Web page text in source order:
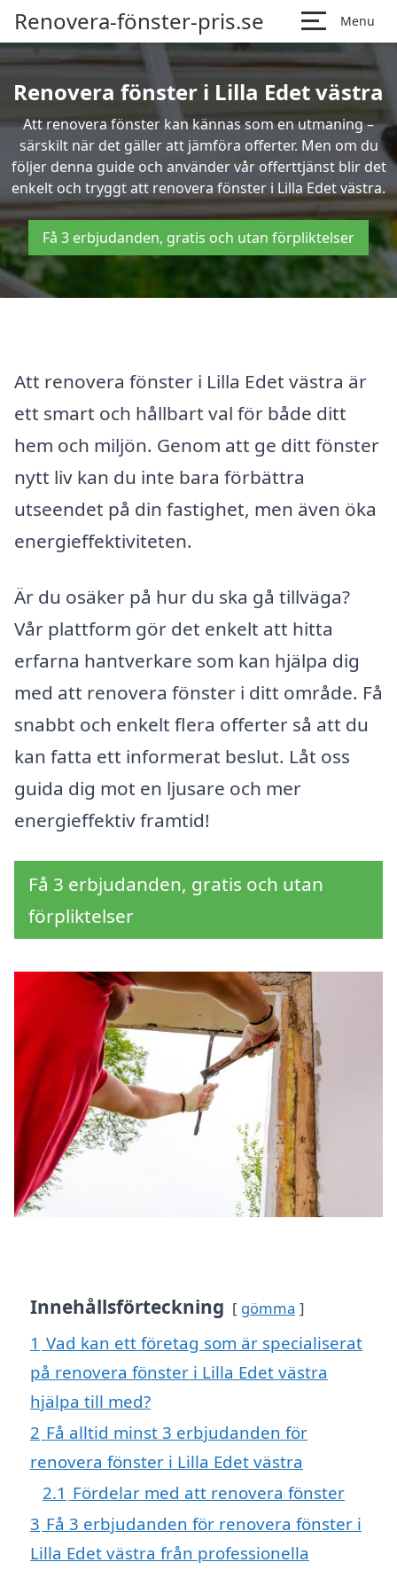
Renovera-fönster-pris.se Menu
Renovera fönster i Lilla Edet västra
Att renovera fönster kan kännas som en utmaning –
särskilt när det gäller att jämföra offerter. Men om du
följer denna guide och använder vår offerttjänst blir det
enkelt och tryggt att renovera fönster i Lilla Edet västra.
Få 3 erbjudanden, gratis och utan förpliktelser
Att renovera fönster i Lilla Edet västra är
ett smart och hållbart val för både ditt
hem och miljön. Genom att ge ditt fönster
nytt liv kan du inte bara förbättra
utseendet på din fastighet, men även öka
energieffektiviteten.
Är du osäker på hur du ska gå tillväga?
Vår plattform gör det enkelt att hitta
erfarna hantverkare som kan hjälpa dig
med att renovera fönster i ditt område. Få
snabbt och enkelt flera offerter så att du
kan fatta ett informerat beslut. Låt oss
guida dig mot en ljusare och mer
energieffektiv framtid!
Få 3 erbjudanden, gratis och utan
förpliktelser
Innehållsförteckning gömma
1 Vad kan ett företag som är specialiserat
på renovera fönster i Lilla Edet västra
hjälpa till med?
2 Få alltid minst 3 erbjudanden för
renovera fönster i Lilla Edet västra
2.1 Fördelar med att renovera fönster
3 Få 3 erbjudanden för renovera fönster i
Lilla Edet västra från professionella